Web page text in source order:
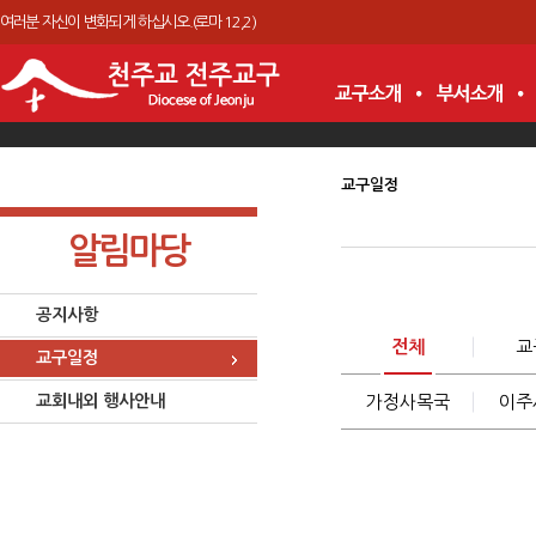
여러분 자신이 변화되게 하십시오.(로마 12,2)
알림마당
공지사항
교구일정
교회내외 행사안내
교구일정
전체 교
가정사목국 이